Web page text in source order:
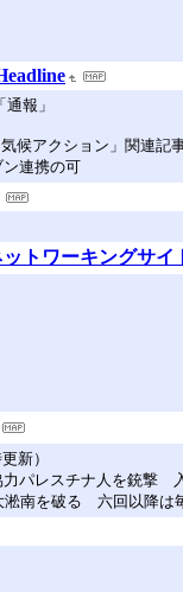
報」
候アクション」関連記
ン連携の可
トワーキングサイ
新）
力パレスチナ人を銃撃
淞南を破る 六回以降は